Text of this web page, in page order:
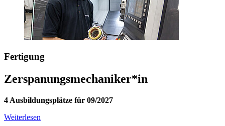
Fertigung
Zerspanungsmechaniker*in
4 Ausbildungsplätze für 09/2027
Weiterlesen